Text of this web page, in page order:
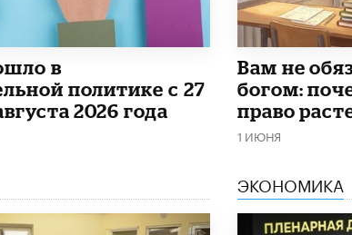
в
политике с 27
2026 года
​Вам не
богом:
право
1 ИЮНЯ
ЭКОНОМИКА